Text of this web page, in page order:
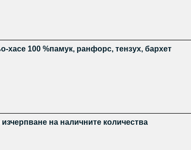
хасе 100 %памук, ранфорс, тензух, бархет
на наличните количества